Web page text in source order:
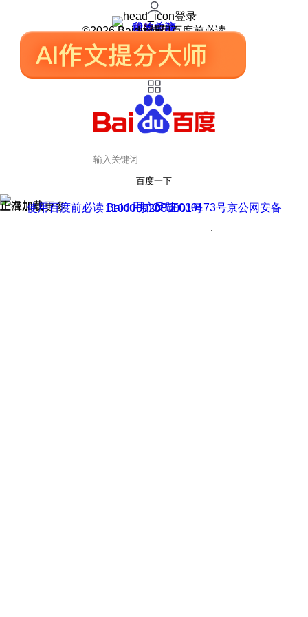
登录
我的关注
我的收藏
皮肤中心
用户反馈
设置
©2026 Baidu 使用百度前必读
百度一下
正在加载
上滑加载更多 用户反馈
使用百度前必读 Baidu 京ICP证030173号
京公网安备11000002000001号